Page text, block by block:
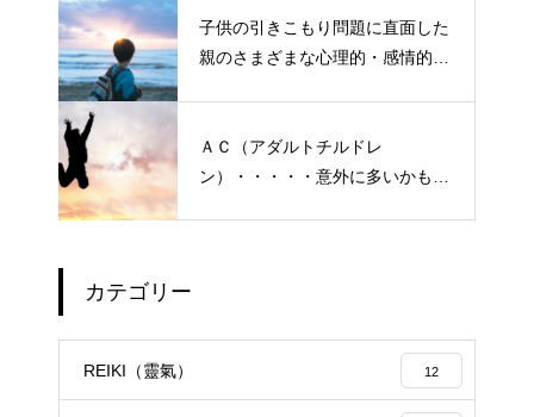
子供の引きこもり問題に直面した
親のさまざまな心理的・感情的な
ＡＣ（アダルトチルドレ
ン）・・・・・意外に多いかも？
カテゴリー
REIKI（靈氣） 12
エイジングケアで最近気になっ
ているスキンケア製品・・・幹
細胞コスメ vs エクソソーム